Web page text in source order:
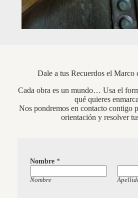
Dale a tus Recuerdos el Marco
Cada obra es un mundo… Usa el
qué quieres
Nos pondremos en contacto contigo
orientación y resolver
Nombre *
Nombre